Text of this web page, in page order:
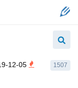
12-05 1507